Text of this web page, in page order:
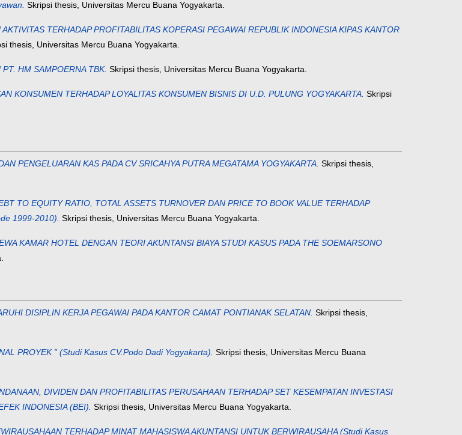
Skripsi thesis, Universitas Mercu Buana Yogyakarta.
TERHADAP PROFITABILITAS KOPERASI PEGAWAI REPUBLIK INDONESIA KIPAS KANTOR
thesis, Universitas Mercu Buana Yogyakarta.
HM SAMPOERNA TBK. Skripsi thesis, Universitas Mercu Buana Yogyakarta.
KONSUMEN TERHADAP LOYALITAS KONSUMEN BISNIS DI U.D. PULUNG YOGYAKARTA. Skripsi
PENGELUARAN KAS PADA CV SRICAHYA PUTRA MEGATAMA YOGYAKARTA. Skripsi thesis,
TO EQUITY RATIO, TOTAL ASSETS TURNOVER DAN PRICE TO BOOK VALUE TERHADAP
1999-2010). Skripsi thesis, Universitas Mercu Buana Yogyakarta.
KAMAR HOTEL DENGAN TEORI AKUNTANSI BIAYA STUDI KASUS PADA THE SOEMARSONO
DISIPLIN KERJA PEGAWAI PADA KANTOR CAMAT PONTIANAK SELATAN. Skripsi thesis,
PROYEK ” (Studi Kasus CV.Podo Dadi Yogyakarta). Skripsi thesis, Universitas Mercu Buana
DIVIDEN DAN PROFITABILITAS PERUSAHAAN TERHADAP SET KESEMPATAN INVESTASI
INDONESIA (BEI). Skripsi thesis, Universitas Mercu Buana Yogyakarta.
TERHADAP MINAT MAHASISWA AKUNTANSI UNTUK BERWIRAUSAHA (Studi Kasus